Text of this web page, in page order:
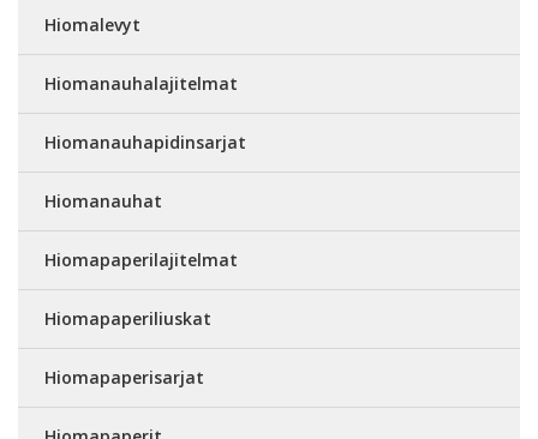
Hiomalevyt
Hiomanauhalajitelmat
Hiomanauhapidinsarjat
Hiomanauhat
Hiomapaperilajitelmat
Hiomapaperiliuskat
Hiomapaperisarjat